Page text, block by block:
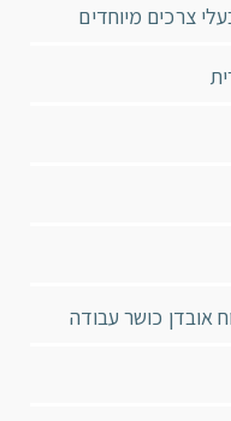
צרכים מיוחדים
אובדן כושר עבודה